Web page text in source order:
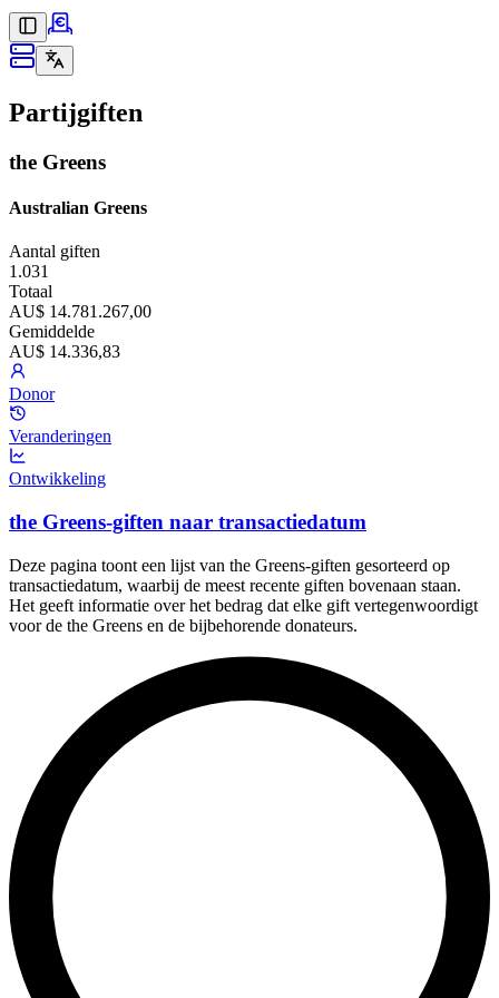
Partijgiften
the Greens
Australian Greens
Aantal giften
1.031
Totaal
AU$ 14.781.267,00
Gemiddelde
AU$ 14.336,83
Donor
Veranderingen
Ontwikkeling
the Greens-giften naar transactiedatum
Deze pagina toont een lijst van the Greens-giften gesorteerd op
transactiedatum, waarbij de meest recente giften bovenaan staan.
Het geeft informatie over het bedrag dat elke gift vertegenwoordigt
voor de the Greens en de bijbehorende donateurs.